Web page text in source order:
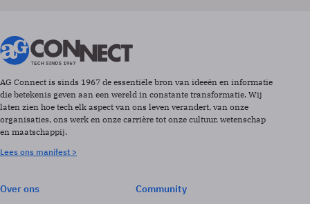
AG Connect is sinds 1967 de essentiële bron van ideeën en informatie
die betekenis geven aan een wereld in constante transformatie. Wij
laten zien hoe tech elk aspect van ons leven verandert, van onze
organisaties, ons werk en onze carrière tot onze cultuur, wetenschap
en maatschappij.
Lees ons manifest >
Over ons
Community